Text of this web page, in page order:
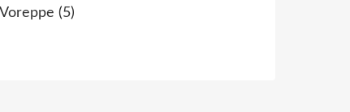
Voreppe (5)